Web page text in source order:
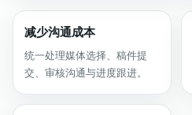
减少沟通成本
统一处理媒体选择、稿件提
交、审核沟通与进度跟进。